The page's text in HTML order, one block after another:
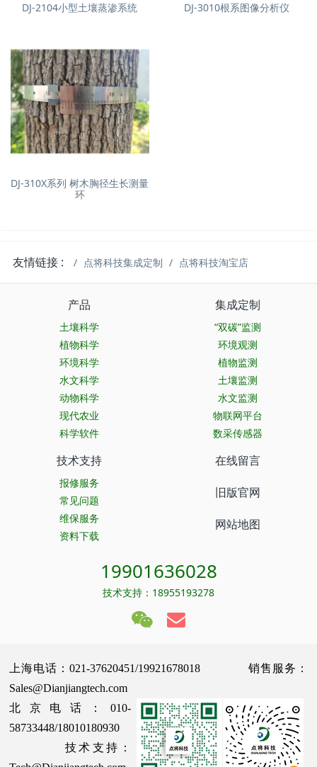
DJ-2104小型土壤蒸渗系统 DJ-3010根系图像分析仪
DJ-310X系列 树木胸径生长测量
环
友情链接 : 点将科技集成定制 点将科技淘宝店
产品
土壤科学
植物科学
环境科学
水文科学
动物科学
现代农业
科学软件
集成定制
“双碳”监测
环境观测
植物监测
土壤监测
水文监测
物联网平台
数采传感器
技术支持
报修服务
常见问题
维保服务
资料下载
在线留言
旧版官网
网站地图
19901636028
技术支持：18955193278
上海电话：021-37620451/19921678018 销售服务：
Sales@Dianjiangtech.com
北京电话：010-
58733448/18010180930
技术支持：